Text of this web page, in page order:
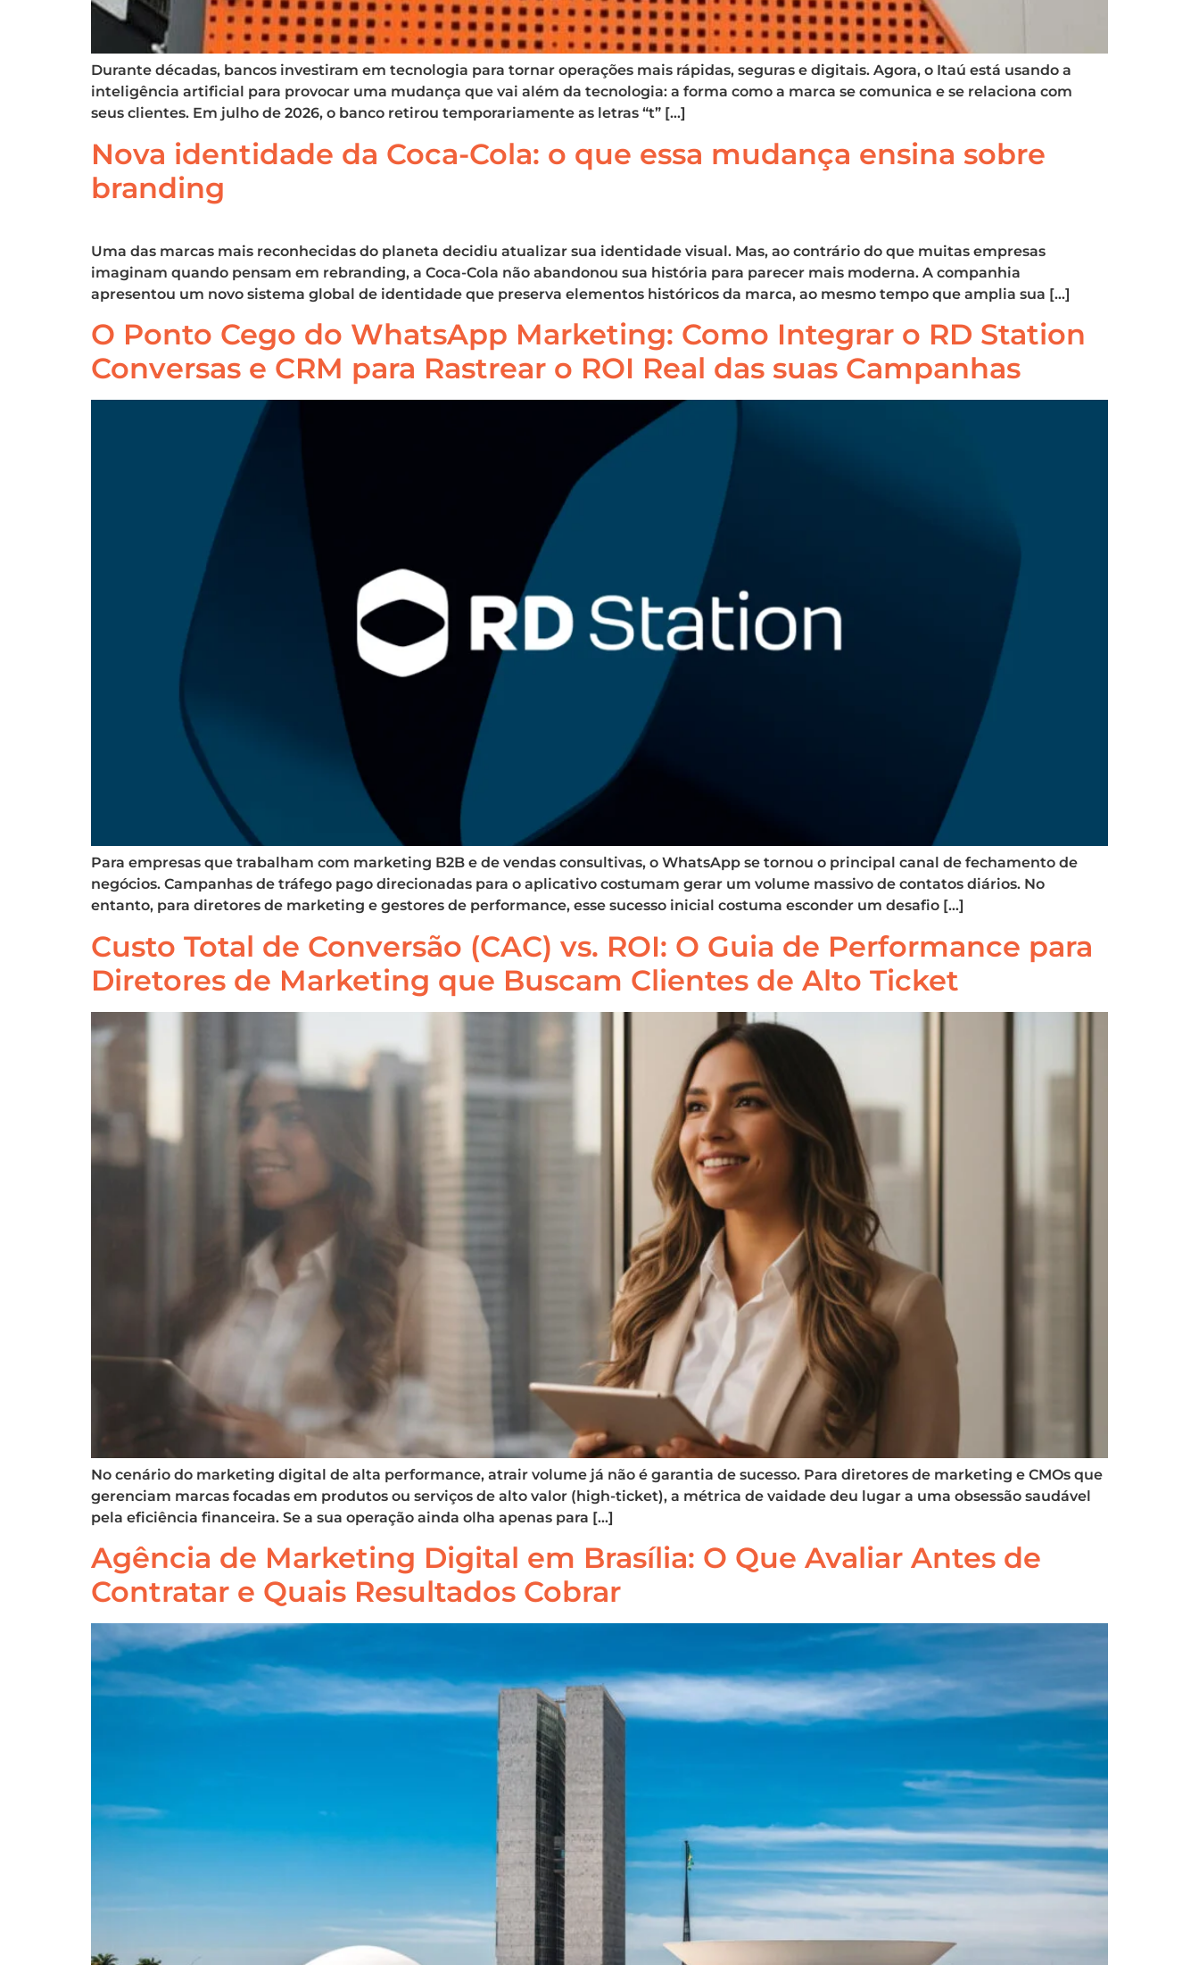
Durante décadas, bancos investiram em tecnologia para tornar operações mais rápidas, seguras e digitais. Agora, o Itaú está usando a
inteligência artificial para provocar uma mudança que vai além da tecnologia: a forma como a marca se comunica e se relaciona com
seus clientes. Em julho de 2026, o banco retirou temporariamente as letras “t” […]
Nova identidade da Coca-Cola: o que essa mudança ensina sobre
branding
Uma das marcas mais reconhecidas do planeta decidiu atualizar sua identidade visual. Mas, ao contrário do que muitas empresas
imaginam quando pensam em rebranding, a Coca-Cola não abandonou sua história para parecer mais moderna. A companhia
apresentou um novo sistema global de identidade que preserva elementos históricos da marca, ao mesmo tempo que amplia sua […]
O Ponto Cego do WhatsApp Marketing: Como Integrar o RD Station
Conversas e CRM para Rastrear o ROI Real das suas Campanhas
Para empresas que trabalham com marketing B2B e de vendas consultivas, o WhatsApp se tornou o principal canal de fechamento de
negócios. Campanhas de tráfego pago direcionadas para o aplicativo costumam gerar um volume massivo de contatos diários. No
entanto, para diretores de marketing e gestores de performance, esse sucesso inicial costuma esconder um desafio […]
Custo Total de Conversão (CAC) vs. ROI: O Guia de Performance para
Diretores de Marketing que Buscam Clientes de Alto Ticket
No cenário do marketing digital de alta performance, atrair volume já não é garantia de sucesso. Para diretores de marketing e CMOs que
gerenciam marcas focadas em produtos ou serviços de alto valor (high-ticket), a métrica de vaidade deu lugar a uma obsessão saudável
pela eficiência financeira. Se a sua operação ainda olha apenas para […]
Agência de Marketing Digital em Brasília: O Que Avaliar Antes de
Contratar e Quais Resultados Cobrar